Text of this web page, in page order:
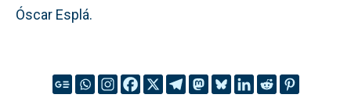
Óscar Esplá.